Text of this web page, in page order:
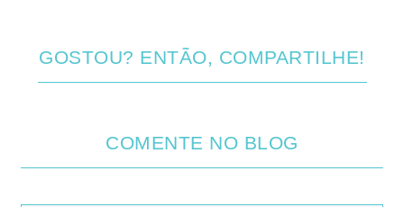
GOSTOU? ENTÃO, COMPARTILHE!
COMENTE NO BLOG